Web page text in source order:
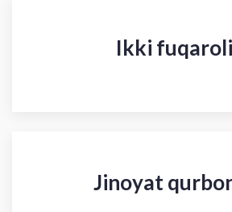
Ikki
Jinoyat